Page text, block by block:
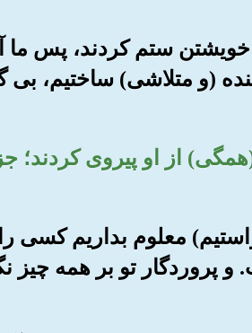
ستم کردند، پس ما
(و متلاشی) ساختیم، بی
(همگی) از او پیروی کردند؛
معلوم بداریم کسی
تو بر همه چیز